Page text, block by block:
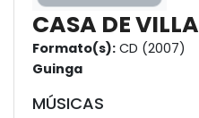
CASA DE VILLA
Formato(s): CD (2007)
Guinga
MÚSICAS